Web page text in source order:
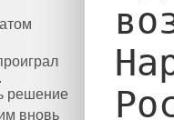
решение
вновь